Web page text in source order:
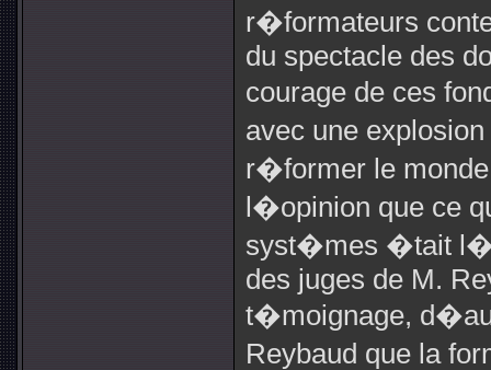
r�formateurs
du spectacle des
courage de ces
avec une
r�former le
l�opinion que ce
syst�mes �tait
des juges de M.
t�moignage,
Reybaud que la